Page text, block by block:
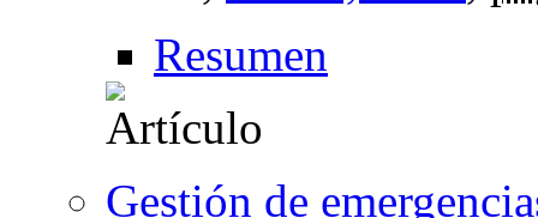
Resumen
Gestión de